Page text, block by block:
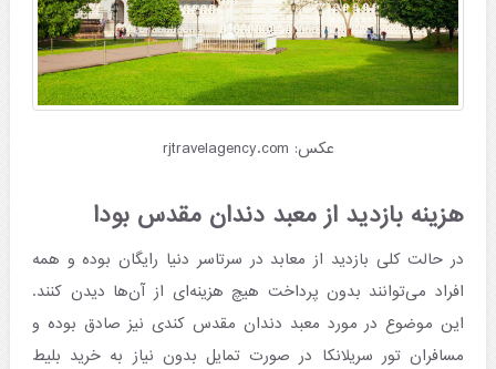
عکس: rjtravelagency.com
هزینه بازدید از معبد دندان مقدس بودا
در حالت کلی بازدید از معابد در سرتاسر دنیا رایگان بوده و همه
افراد می‌توانند بدون پرداخت هیچ هزینه‌ای از آن‌ها دیدن کنند.
این موضوع در مورد معبد دندان مقدس کندی نیز صادق بوده و
مسافران تور سریلانکا در صورت تمایل بدون نیاز به خرید بلیط